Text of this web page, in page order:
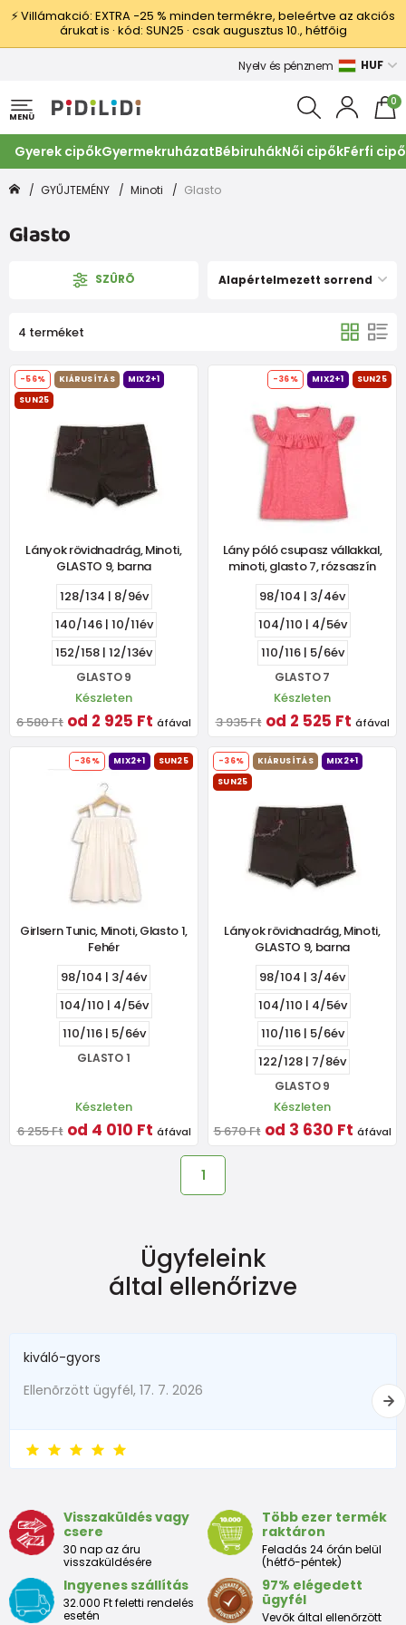
⚡ Villámakció: EXTRA −25 % minden termékre, beleértve az akciós
árukat is · kód: SUN25 · csak augusztus 10., hétfőig
Nyelv és pénznem HUF
MENÜ
0
Gyerek cipőkGyermekruházatBébiruhákNői cipőkFérfi
GYŰJTEMÉNY Minoti Glasto
Glasto
SZÛRÕ Alapértelmezett sorrend
4 terméket
-56% KIÁRUSÍTÁS
MIX2+1
SUN25
Lányok rövidnadrág, Minoti,
GLASTO 9, barna
128/134 | 8/9év
140/146 | 10/11év
152/158 | 12/13év
GLASTO 9
Készleten
6 580 Ft od 2 925 Ft áfával
-36% MIX2+1 SUN25
Lány póló csupasz vállakkal,
minoti, glasto 7, rózsaszín
98/104 | 3/4év
104/110 | 4/5év
110/116 | 5/6év
GLASTO 7
Készleten
3 935 Ft od 2 525 Ft áfával
-36% MIX2+1 SUN25
Girlsern Tunic, Minoti, Glasto 1,
Fehér
98/104 | 3/4év
104/110 | 4/5év
110/116 | 5/6év
GLASTO 1
Készleten
6 255 Ft od 4 010 Ft áfával
-36% KIÁRUSÍTÁS
MIX2+1
SUN25
Lányok rövidnadrág, Minoti,
GLASTO 9, barna
98/104 | 3/4év
104/110 | 4/5év
110/116 | 5/6év
122/128 | 7/8év
GLASTO 9
Készleten
5 670 Ft od 3 630 Ft áfával
1
Ügyfeleink
által ellenőrizve
kiváló-gyors
Ellenõrzött ügyfél, 17. 7. 2026
Visszaküldés vagy
csere
30 nap az áru
visszaküldésére
Több ezer termék
raktáron
Feladás 24 órán belül
(hétfő-péntek)
Ingyenes szállítás
32.000 Ft feletti rendelés
esetén
97% elégedett
ügyfél
Vevők által ellenőrzött